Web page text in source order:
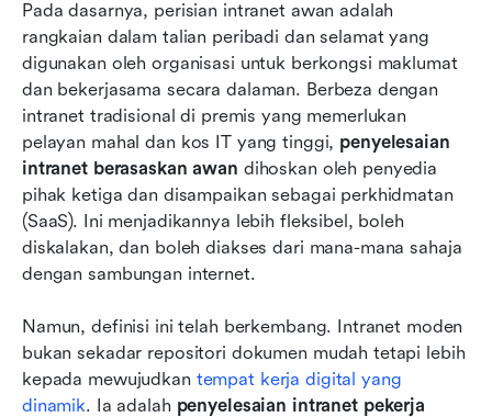
Pada dasarnya, perisian intranet awan adalah
rangkaian dalam talian peribadi dan selamat yang
digunakan oleh organisasi untuk berkongsi maklumat
dan bekerjasama secara dalaman. Berbeza dengan
intranet tradisional di premis yang memerlukan
pelayan mahal dan kos IT yang tinggi, penyelesaian
intranet berasaskan awan dihoskan oleh penyedia
pihak ketiga dan disampaikan sebagai perkhidmatan
(SaaS). Ini menjadikannya lebih fleksibel, boleh
diskalakan, dan boleh diakses dari mana-mana sahaja
dengan sambungan internet.
Namun, definisi ini telah berkembang. Intranet moden
bukan sekadar repositori dokumen mudah tetapi lebih
kepada mewujudkan tempat kerja digital yang
dinamik. Ia adalah penyelesaian intranet pekerja